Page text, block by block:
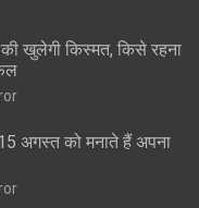
खुलेगी किस्मत, किसे रहना
अगस्त को मनाते हैं अपना